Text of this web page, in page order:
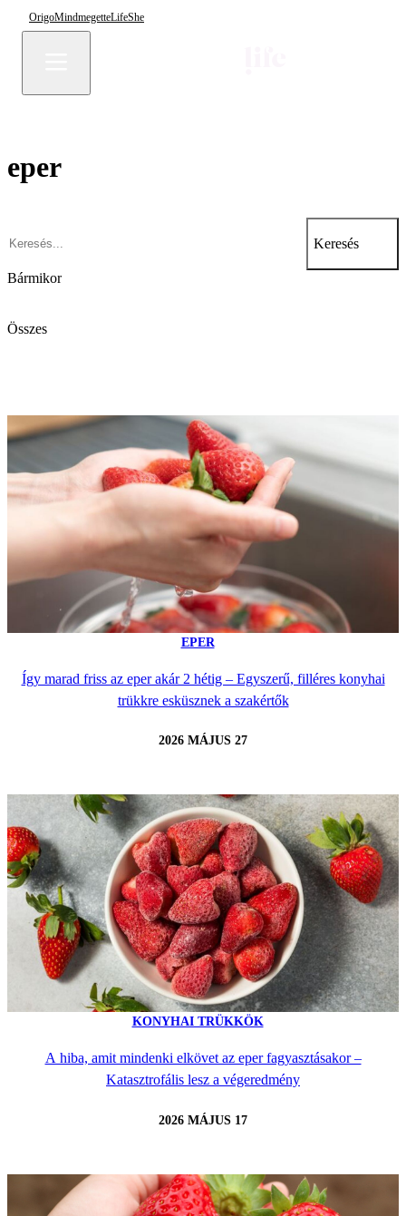
OrigoMindmegetteLifeShe
eper
Keresés
Bármikor
Összes
EPER
Így marad friss az eper akár 2 hétig – Egyszerű, filléres konyhai
trükkre esküsznek a szakértők
2026 MÁJUS 27
KONYHAI TRÜKKÖK
A hiba, amit mindenki elkövet az eper fagyasztásakor –
Katasztrofális lesz a végeredmény
2026 MÁJUS 17